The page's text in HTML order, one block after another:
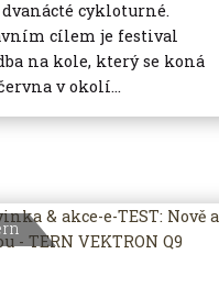
dvanácté cykloturné.
cílem je festival
na kole, který se koná
v okolí...